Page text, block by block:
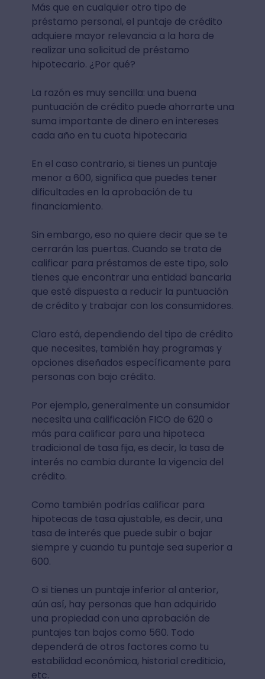
Más que en cualquier otro tipo de
préstamo personal, el puntaje de crédito
adquiere mayor relevancia a la hora de
realizar una solicitud de préstamo
hipotecario. ¿Por qué?
La razón es muy sencilla: una buena
puntuación de crédito puede ahorrarte una
suma importante de dinero en intereses
cada año en tu cuota hipotecaria
En el caso contrario, si tienes un puntaje
menor a 600, significa que puedes tener
dificultades en la aprobación de tu
financiamiento.
Sin embargo, eso no quiere decir que se te
cerrarán las puertas. Cuando se trata de
calificar para préstamos de este tipo, solo
tienes que encontrar una entidad bancaria
que esté dispuesta a reducir la puntuación
de crédito y trabajar con los consumidores.
Claro está, dependiendo del tipo de crédito
que necesites, también hay programas y
opciones diseñados específicamente para
personas con bajo crédito.
Por ejemplo, generalmente un consumidor
necesita una calificación FICO de 620 o
más para calificar para una hipoteca
tradicional de tasa fija, es decir, la tasa de
interés no cambia durante la vigencia del
crédito.
Como también podrías calificar para
hipotecas de tasa ajustable, es decir, una
tasa de interés que puede subir o bajar
siempre y cuando tu puntaje sea superior a
600.
O si tienes un puntaje inferior al anterior,
aún así, hay personas que han adquirido
una propiedad con una aprobación de
puntajes tan bajos como 560. Todo
dependerá de otros factores como tu
estabilidad económica, historial crediticio,
etc.